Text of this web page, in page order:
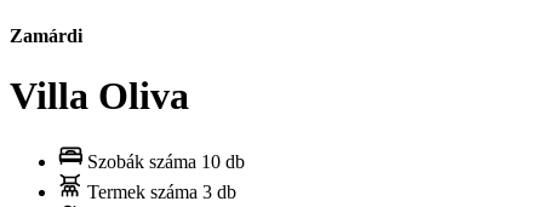
Zamárdi
Villa Oliva
Szobák száma 10 db
Termek száma 3 db